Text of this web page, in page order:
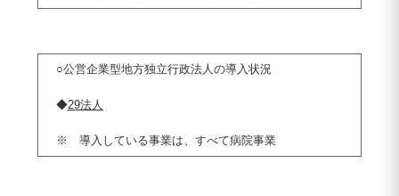
○公営企業型地方独立行政法人の導入状況
◆29法人
※ 導入している事業は、すべて病院事業